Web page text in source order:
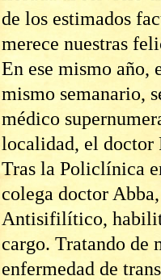
de los estimados
merece nuestras
En ese mismo año,
mismo semanario,
médico
localidad, el
Tras la Policlínica
colega doctor
Antisifilítico,
cargo. Tratando
enfermedad de